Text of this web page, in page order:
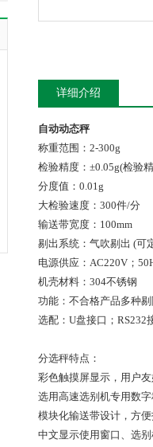
详细介绍
自动动态秤
称重范围：2-300g
检验精度：±0.05g(检验
分度值：0.01g
大检验速度：300件/分
输送带宽度：100mm
剔出系统：气吹剔出 (可
电源供应：AC220V；
机壳材料：304不锈钢
功能：不合格产品多种
选配：U盘接口；RS232
分选秤特点：
彩色触摸屏显示，用户
选用高速选别机专用数
模块化输送带设计，方
中文显示使用窗口、选